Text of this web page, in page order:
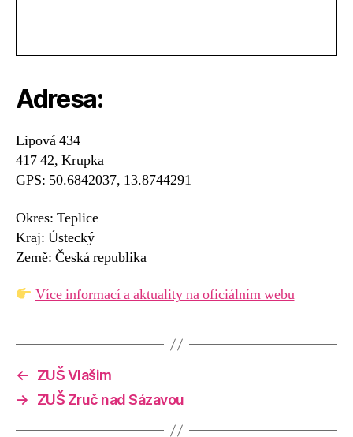
Adresa:
Lipová 434
417 42, Krupka
GPS: 50.6842037, 13.8744291
Okres: Teplice
Kraj: Ústecký
Země: Česká republika
Více informací a aktuality na oficiálním webu
←
ZUŠ Vlašim
→
ZUŠ Zruč nad Sázavou